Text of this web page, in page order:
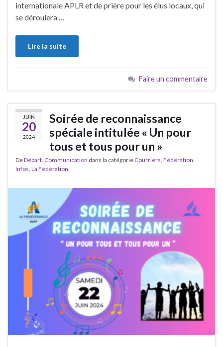
internationale APLR et de prière pour les élus locaux, qui
se déroulera …
Lire la suite
Faire un commentaire
JUIN
20
2024
Soirée de reconnaissance
spéciale intitulée « Un pour
tous et tous pour un »
DeDépart. Communication dans la catégorie Courriers, Fédération,
Infos, La Fédération